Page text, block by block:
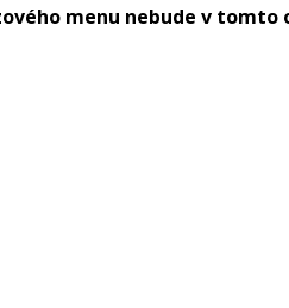
menu nebude v tomto